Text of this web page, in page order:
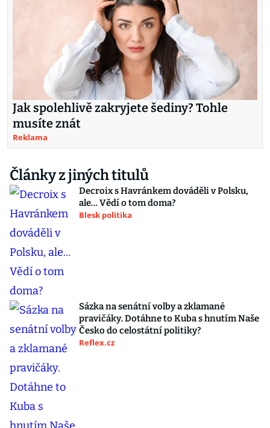
Jak spolehlivě zakryjete šediny? Tohle
musíte znát
Reklama
Články z jiných titulů
Decroix s Havránkem dováděli v Polsku,
ale… Vědí o tom doma?
Blesk politika
Sázka na senátní volby a zklamané
pravičáky. Dotáhne to Kuba s hnutím Naše
Česko do celostátní politiky?
Reflex.cz